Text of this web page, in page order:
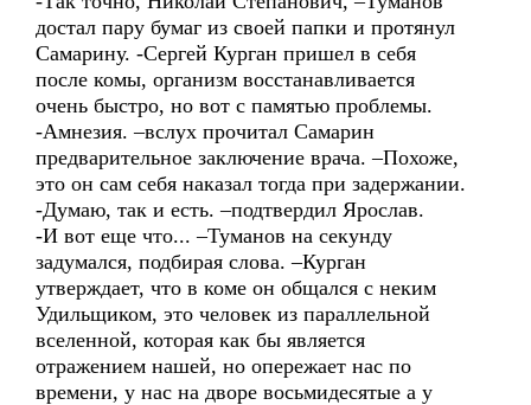
достал пару бумаг из своей папки и протянул
Самарину. -Сергей Курган пришел в себя
после комы, организм восстанавливается
очень быстро, но вот с памятью проблемы.
-Амнезия. –вслух прочитал Самарин
предварительное заключение врача. –Похоже,
это он сам себя наказал тогда при задержании.
-Думаю, так и есть. –подтвердил Ярослав.
-И вот еще что... –Туманов на секунду
задумался, подбирая слова. –Курган
утверждает, что в коме он общался с неким
Удильщиком, это человек из параллельной
вселенной, которая как бы является
отражением нашей, но опережает нас по
времени, у нас на дворе восьмидесятые а у